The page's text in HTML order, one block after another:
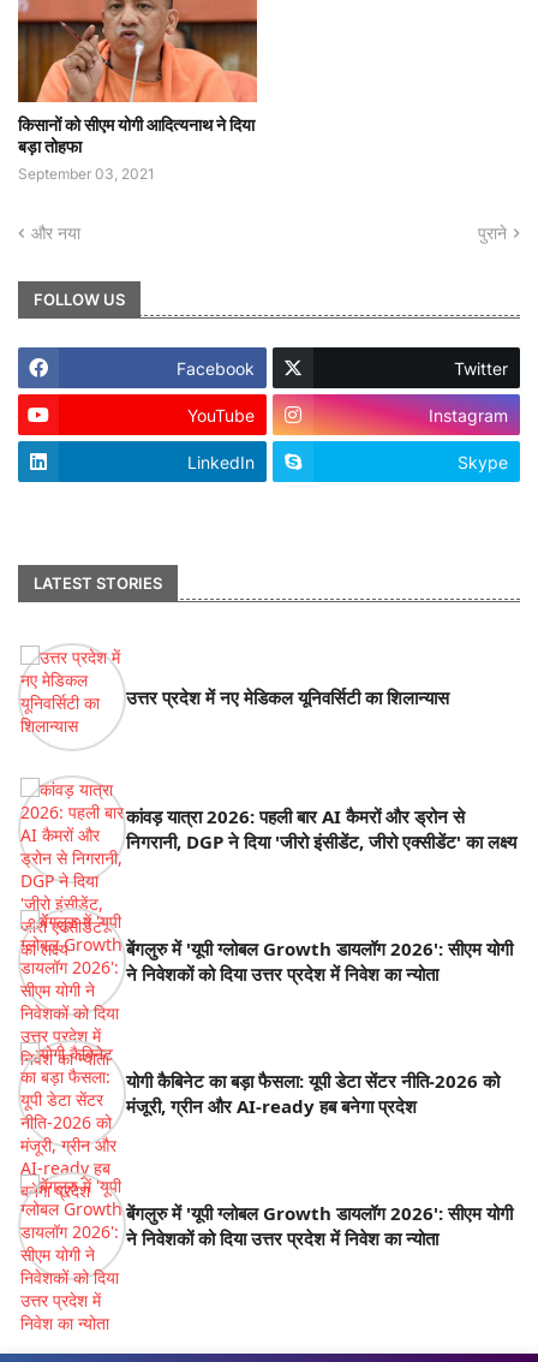
किसानों को सीएम योगी आदित्यनाथ ने दिया
बड़ा तोहफा
September 03, 2021
और नया पुराने
FOLLOW US
Facebook Twitter
YouTube Instagram
LinkedIn Skype
LATEST STORIES
उत्तर प्रदेश में नए मेडिकल यूनिवर्सिटी का शिलान्यास
कांवड़ यात्रा 2026: पहली बार AI कैमरों और ड्रोन से
निगरानी, DGP ने दिया 'जीरो इंसीडेंट, जीरो एक्सीडेंट' का लक्ष्य
बेंगलुरु में 'यूपी ग्लोबल Growth डायलॉग 2026': सीएम योगी
ने निवेशकों को दिया उत्तर प्रदेश में निवेश का न्योता
योगी कैबिनेट का बड़ा फैसला: यूपी डेटा सेंटर नीति-2026 को
मंजूरी, ग्रीन और AI-ready हब बनेगा प्रदेश
बेंगलुरु में 'यूपी ग्लोबल Growth डायलॉग 2026': सीएम योगी
ने निवेशकों को दिया उत्तर प्रदेश में निवेश का न्योता